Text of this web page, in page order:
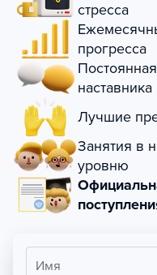
стресса
прогресса
наставника
Лучшие
Занятия в
уровню
Имя